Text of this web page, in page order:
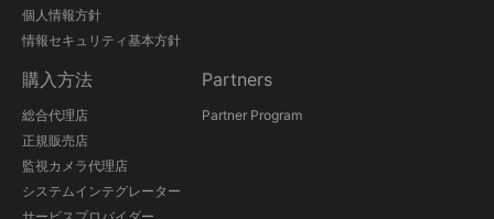
個人情報方針
情報セキュリティ基本方針
購入方法
総合代理店
正規販売店
監視カメラ代理店
システムインテグレーター
Partners
Partner Program